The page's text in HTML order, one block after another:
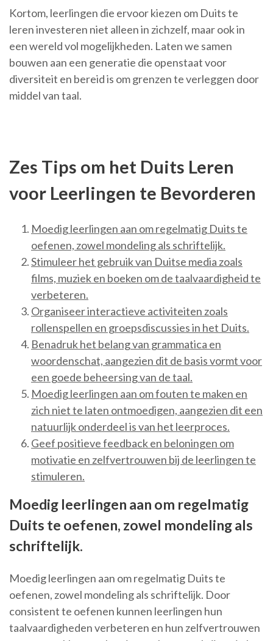
Kortom, leerlingen die ervoor kiezen om Duits te
leren investeren niet alleen in zichzelf, maar ook in
een wereld vol mogelijkheden. Laten we samen
bouwen aan een generatie die openstaat voor
diversiteit en bereid is om grenzen te verleggen door
middel van taal.
Zes Tips om het Duits Leren
voor Leerlingen te Bevorderen
Moedig leerlingen aan om regelmatig Duits te
oefenen, zowel mondeling als schriftelijk.
Stimuleer het gebruik van Duitse media zoals
films, muziek en boeken om de taalvaardigheid te
verbeteren.
Organiseer interactieve activiteiten zoals
rollenspellen en groepsdiscussies in het Duits.
Benadruk het belang van grammatica en
woordenschat, aangezien dit de basis vormt voor
een goede beheersing van de taal.
Moedig leerlingen aan om fouten te maken en
zich niet te laten ontmoedigen, aangezien dit een
natuurlijk onderdeel is van het leerproces.
Geef positieve feedback en beloningen om
motivatie en zelfvertrouwen bij de leerlingen te
stimuleren.
Moedig leerlingen aan om regelmatig
Duits te oefenen, zowel mondeling als
schriftelijk.
Moedig leerlingen aan om regelmatig Duits te
oefenen, zowel mondeling als schriftelijk. Door
consistent te oefenen kunnen leerlingen hun
taalvaardigheden verbeteren en hun zelfvertrouwen